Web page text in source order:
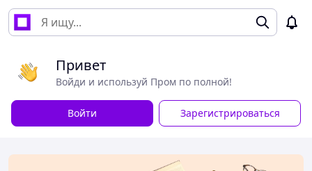
Привет
Войди и используй Пром по полной!
Войти Зарегистрироваться